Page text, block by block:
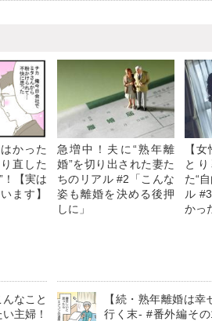
かった
直した
！【実は
ます】
急増中！夫に“熟年離
婚”を切り出された妻た
ちのリアル #2「こんな
姿も離婚を決める後押
しに」
【
と
た“
ル
かっ
なこと
主婦！
【続・熟年離婚は
行く末- #番外編そ